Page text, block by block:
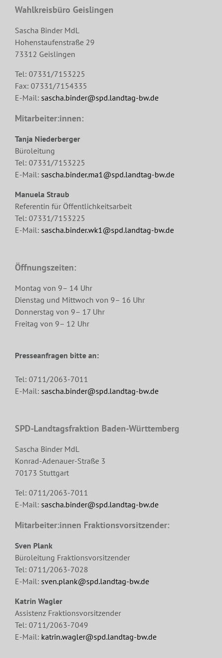
Wahlkreisbüro Geislingen
Sascha Binder MdL
Hohenstaufenstraße 29
73312 Geislingen
Tel: 07331/7153225
Fax: 07331/7154335
E-Mail: sascha.binder@spd.landtag-bw.de
Mitarbeiter:innen:
Tanja Niederberger
Büroleitung
Tel: 07331/7153225
E-Mail: sascha.binder.ma1@spd.landtag-bw.de
Manuela Straub
Referentin für Öffentlichkeitsarbeit
Tel: 07331/7153225
E-Mail: sascha.binder.wk1@spd.landtag-bw.de
Öffnungszeiten:
Montag von 9– 14 Uhr
Dienstag und Mittwoch von 9– 16 Uhr
Donnerstag von 9– 17 Uhr
Freitag von 9– 12 Uhr
Presseanfragen bitte an:
Tel: 0711/2063-7011
E-Mail: sascha.binder@spd.landtag-bw.de
SPD-Landtagsfraktion Baden-Württemberg
Sascha Binder MdL
Konrad-Adenauer-Straße 3
70173 Stuttgart
Tel: 0711/2063-7011
E-Mail: sascha.binder@spd.landtag-bw.de
Mitarbeiter:innen Fraktionsvorsitzender:
Sven Plank
Büroleitung Fraktionsvorsitzender
Tel: 0711/2063-7028
E-Mail: sven.plank@spd.landtag-bw.de
Katrin Wagler
Assistenz Fraktionsvorsitzender
Tel: 0711/2063-7049
E-Mail: katrin.wagler@spd.landtag-bw.de